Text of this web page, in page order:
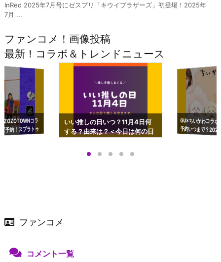
InRed 2025年7月号にゼスプリ「キウイブラザーズ」初登場！2025年
7月 ...
ファンコメ！画像投稿
最新！コラボ＆トレンドニュース
コラ
予約！スプラトゥ
ップも渋谷Hz
いい推しの日いつ？11月4日何
する？由来は？＜今日は何の日
GU×ちいかわコラ
予約いつまで？
ーチやショルダー
ファンコメ
コメント一覧